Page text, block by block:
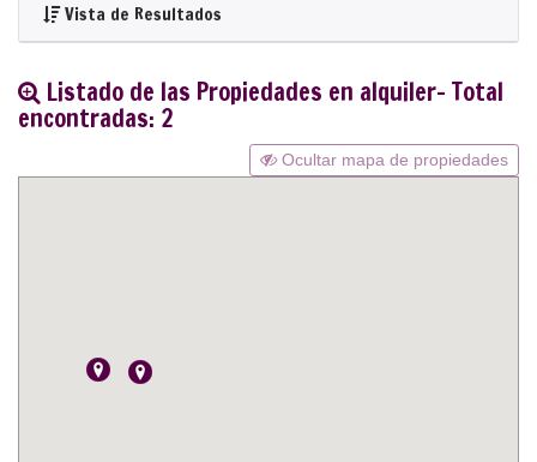
Vista de Resultados
Listado de las Propiedades en alquiler- Total
encontradas: 2
Ocultar mapa de propiedades